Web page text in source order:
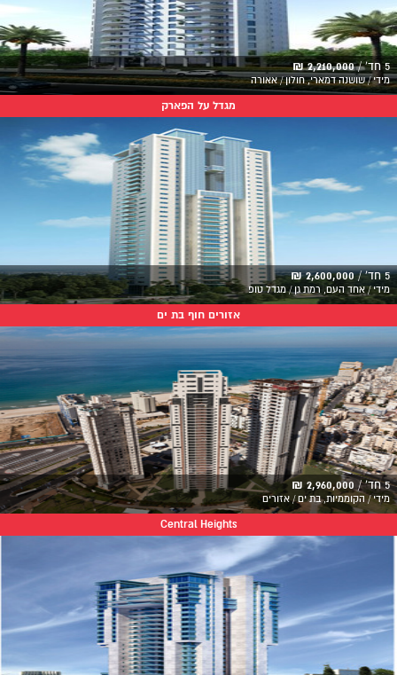
5 חד' / 2,210,000 ₪
מידי / שושנה דמארי, חולון / אאורה
מגדל על הפארק
5 חד' / 2,600,000 ₪
מידי / אחד העם, רמת גן / מגדל טופ
אזורים חוף בת ים
5 חד' / 2,960,000 ₪
מידי / הקוממיות, בת ים / אזורים
Central Heights